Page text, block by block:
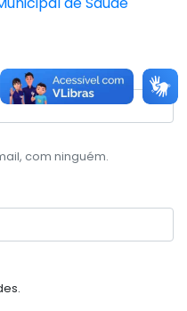
com ninguém.